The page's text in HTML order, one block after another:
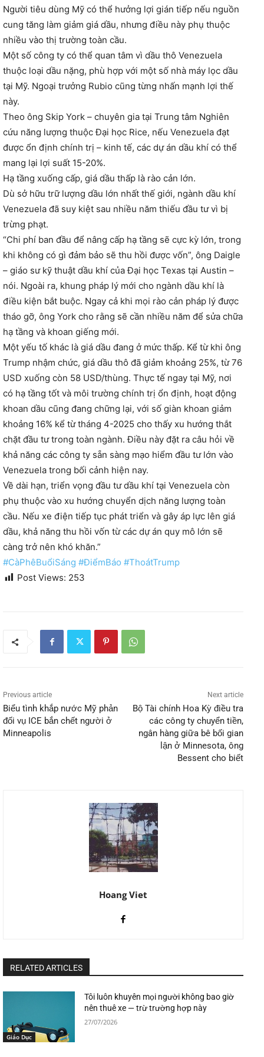
Người tiêu dùng Mỹ có thể hưởng lợi gián tiếp nếu nguồn
cung tăng làm giảm giá dầu, nhưng điều này phụ thuộc
nhiều vào thị trường toàn cầu.
Một số công ty có thể quan tâm vì dầu thô Venezuela
thuộc loại dầu nặng, phù hợp với một số nhà máy lọc dầu
tại Mỹ. Ngoại trưởng Rubio cũng từng nhấn mạnh lợi thế
này.
Theo ông Skip York – chuyên gia tại Trung tâm Nghiên
cứu năng lượng thuộc Đại học Rice, nếu Venezuela đạt
được ổn định chính trị – kinh tế, các dự án dầu khí có thể
mang lại lợi suất 15-20%.
Hạ tầng xuống cấp, giá dầu thấp là rào cản lớn.
Dù sở hữu trữ lượng dầu lớn nhất thế giới, ngành dầu khí
Venezuela đã suy kiệt sau nhiều năm thiếu đầu tư vì bị
trừng phạt.
“Chi phí ban đầu để nâng cấp hạ tầng sẽ cực kỳ lớn, trong
khi không có gì đảm bảo sẽ thu hồi được vốn”, ông Daigle
– giáo sư kỹ thuật dầu khí của Đại học Texas tại Austin –
nói. Ngoài ra, khung pháp lý mới cho ngành dầu khí là
điều kiện bắt buộc. Ngay cả khi mọi rào cản pháp lý được
tháo gỡ, ông York cho rằng sẽ cần nhiều năm để sửa chữa
hạ tầng và khoan giếng mới.
Một yếu tố khác là giá dầu đang ở mức thấp. Kể từ khi ông
Trump nhậm chức, giá dầu thô đã giảm khoảng 25%, từ 76
USD xuống còn 58 USD/thùng. Thực tế ngay tại Mỹ, nơi
có hạ tầng tốt và môi trường chính trị ổn định, hoạt động
khoan dầu cũng đang chững lại, với số giàn khoan giảm
khoảng 16% kể từ tháng 4-2025 cho thấy xu hướng thắt
chặt đầu tư trong toàn ngành. Điều này đặt ra câu hỏi về
khả năng các công ty sẵn sàng mạo hiểm đầu tư lớn vào
Venezuela trong bối cảnh hiện nay.
Về dài hạn, triển vọng đầu tư dầu khí tại Venezuela còn
phụ thuộc vào xu hướng chuyển dịch năng lượng toàn
cầu. Nếu xe điện tiếp tục phát triển và gây áp lực lên giá
dầu, khả năng thu hồi vốn từ các dự án quy mô lớn sẽ
càng trở nên khó khăn.”
#CàPhêBuổiSáng #ĐiểmBáo #ThoátTrump
Post Views: 253
Previous article
Biểu tình khắp nước Mỹ phản
đối vụ ICE bắn chết người ở
Minneapolis
Next article
Bộ Tài chính Hoa Kỳ điều tra
các công ty chuyển tiền,
ngân hàng giữa bê bối gian
lận ở Minnesota, ông
Bessent cho biết
Hoang Viet
RELATED ARTICLES
Giáo Dục
Tôi luôn khuyên mọi người không bao giờ
nên thuê xe — trừ trường hợp này
27/07/2026